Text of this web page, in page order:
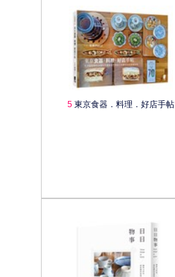
5東京食器．料理．好店手帖